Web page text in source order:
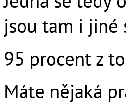
jsou tam i jiné
95 procent z
Máte nějaká